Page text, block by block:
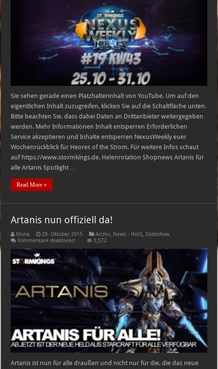
NexusWeekly
KW
43
25.10.
–
31.10.
Sie sehen gerade einen Platzhalterinhalt von YouTube. Um auf den
eigentlichen Inhalt zuzugreifen, klicken Sie auf die Schaltfläche unten.
Bitte beachten Sie, dass dabei Daten an Drittanbieter weitergegeben
werden. Mehr Informationen Inhalt entsperren Erforderlichen
Service akzeptieren und Inhalte entsperren NexusWeekly euer
Wochenrückblick für Heores of the Strom. Für weitere Infos schaut
auf https://www.stormkings.de. Helenrotation Shopnews Artanis für
alle Artanis Spotlight …
Read More »
Artanis nun offiziell da!
Mona 28. Oktober 2015 Archiv, News - HotS,Slideshow
Kommentare deaktiviertfür
nun
offiziell
da!
3,572
Artanis ist nun für alle draußen und nicht nur für die, die das neue